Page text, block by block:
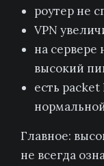
роутер не
VPN
на сервере
высокий
есть packet
Главное:
не всегда